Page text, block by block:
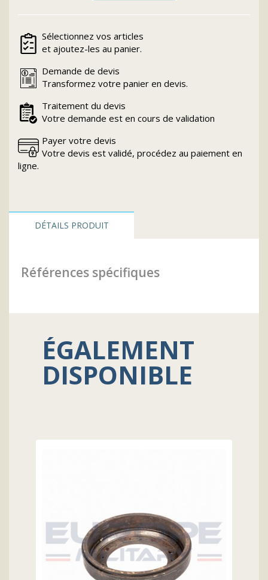
Sélectionnez vos articles
et ajoutez-les au panier.
Demande de devis
Transformez votre panier en devis.
Traitement du devis
Votre demande est en cours de validation
Payer votre devis
Votre devis est validé, procédez au paiement en
ligne.
DÉTAILS PRODUIT
Références spécifiques
ÉGALEMENT
DISPONIBLE